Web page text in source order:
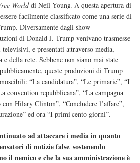
Worlddi Neil Young. A questa apertura di
facilmente classificato come una serie di
Diversamente dagli show
di Donald J. Trump venivano trasmesse
e presentati attraverso media,
della rete. Sebbene non siano mai state
queste produzioni di Trump
“La candidatura”, “Le primarie”, “I
convention repubblicana”, “La campagna
Hilary Clinton”, “Concludere l’affare”,
ed ora “I primi cento giorni”.
ad attaccare i media in quanto
di notizie false, sostenendo
il nemico e che la sua amministrazione è